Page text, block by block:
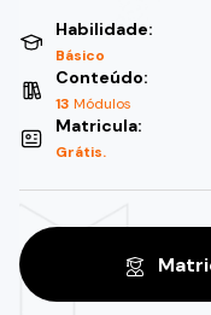
Habilidade:
Básico
Conteúdo:
13 Módulos
Matricula:
Grátis.